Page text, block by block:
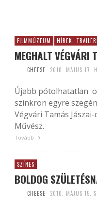
FILMMÚZEUM HÍREK,
MEGHALT VÉGVÁRI
CHEESE 2010. MÁJUS 17.
Újabb pótolhatatlan
szinkron egyre
Végvári Tamás
Művész.
Tovább
SZÍNES
BOLDOG
CHEESE 2010. MÁJUS 15.